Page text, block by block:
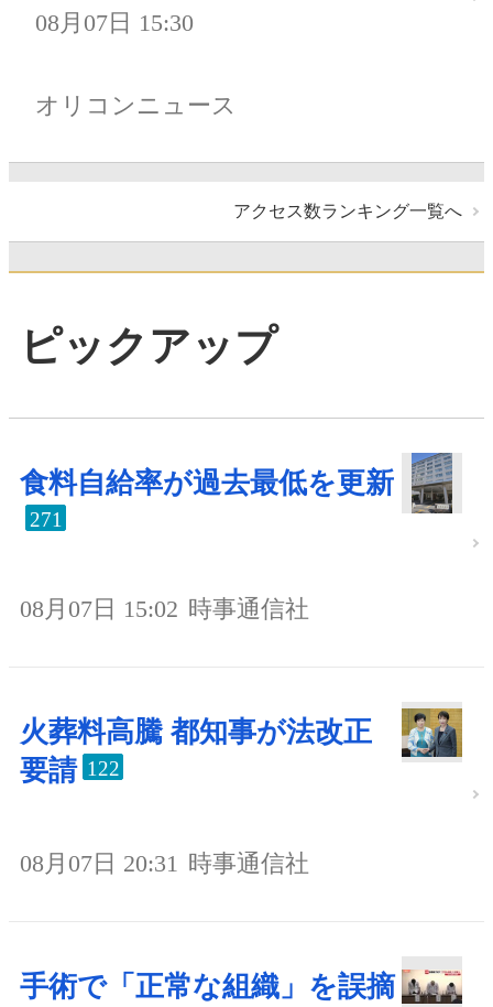
08月07日 15:30
オリコンニュース
アクセス数ランキング一覧へ
ピックアップ
食料自給率が過去最低を更新
271
08月07日 15:02 時事通信社
火葬料高騰 都知事が法改正
要請 122
08月07日 20:31 時事通信社
手術で「正常な組織」を誤摘